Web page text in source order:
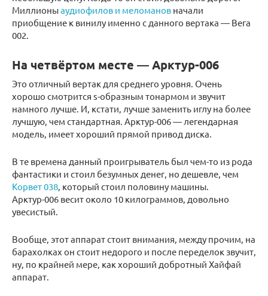
Миллионыаудиофилов и меломанов начали
приобщение к винилу именно с данного вертака — Вега
002.
На четвёртом месте — Арктур-006
Это отличный вертак для среднего уровня. Очень
хорошо смотрится s-образным тонармом и звучит
намного лучше. И, кстати, лучше заменить иглу на более
лучшую, чем стандартная. Арктур-006 — легендарная
модель, имеет хороший прямой привод диска.
В те времена данный проигрыватель был чем-то из рода
фантастики и стоил безумных денег, но дешевле, чем
Корвет 038, который стоил половину машины.
Арктур-006 весит около 10 килограммов, довольно
увесистый.
Вообще, этот аппарат стоит внимания, между прочим, на
барахолках он стоит недорого и после переделок звучит,
ну, по крайней мере, как хороший добротный Хайфай
аппарат.